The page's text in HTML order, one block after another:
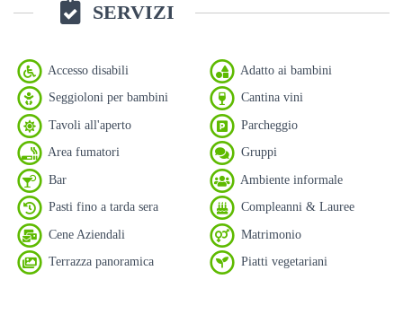
SERVIZI
Accesso disabili Adatto ai bambini
Seggioloni per bambini Cantina vini
Tavoli all'aperto Parcheggio
Area fumatori Gruppi
Bar Ambiente informale
Pasti fino a tarda sera Compleanni & Lauree
Cene Aziendali Matrimonio
Terrazza panoramica Piatti vegetariani